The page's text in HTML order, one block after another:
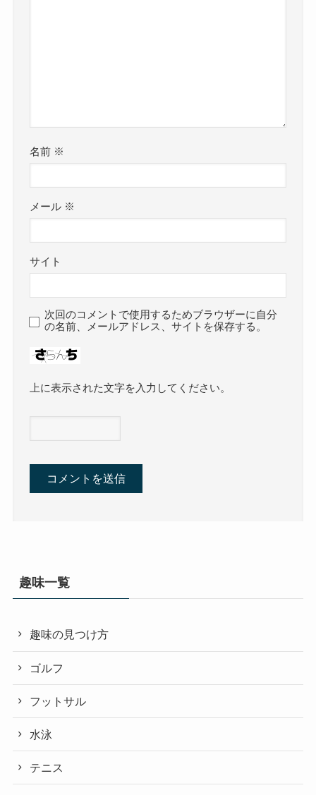
名前 ※
メール ※
サイト
次回のコメントで使用するためブラウザーに自分
の名前、メールアドレス、サイトを保存する。
上に表示された文字を入力してください。
趣味一覧
趣味の見つけ方
ゴルフ
フットサル
水泳
テニス